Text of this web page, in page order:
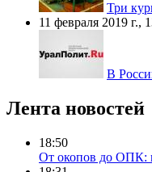
Три
11 февраля 2019 г.,
В
Лента новостей
18:50
От окопов до ОПК: